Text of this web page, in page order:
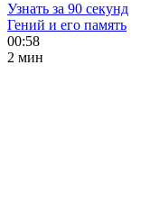
Узнать за 90 секунд
Гений и его память
00:58
2 мин